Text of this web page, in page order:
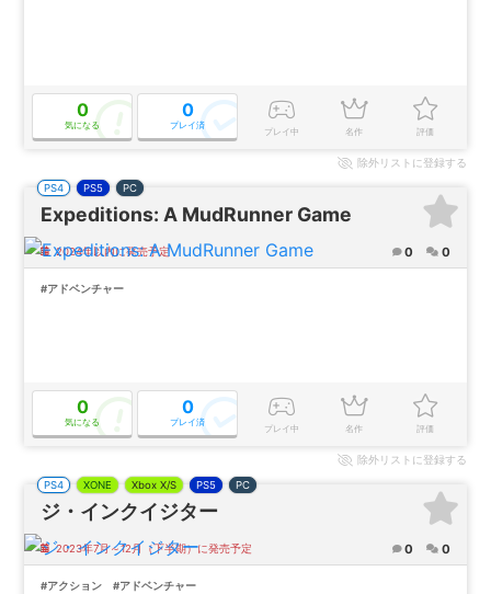
0
気になる
0
プレイ済
プレイ中 名作 評価
除外リストに登録する
Expeditions: A MudRunner Game
PS4 PS5 PC
2024年以内に発売予定 0 0
#アドベンチャー
0
気になる
0
プレイ済
プレイ中 名作 評価
除外リストに登録する
ジ・インクイジター
PS4 XONE Xbox X/S PS5 PC
2023年7月～12月（下半期）に発売予定 0 0
#アクション #アドベンチャー